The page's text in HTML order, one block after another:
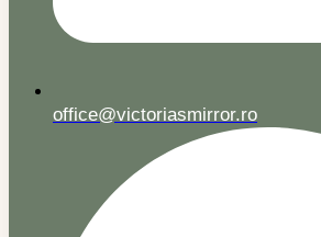
office@victoriasmirror.ro